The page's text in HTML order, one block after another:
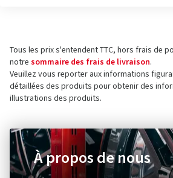
Tous les prix s'entendent TTC, hors frais de
notre sommaire des frais de livraison.
Veuillez vous reporter aux informations
détaillées des produits pour obtenir des
illustrations des produits.
À propos de nous